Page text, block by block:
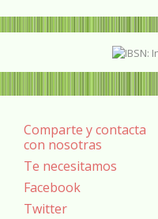
Comparte y contacta
con nosotras
Te necesitamos
Facebook
Twitter